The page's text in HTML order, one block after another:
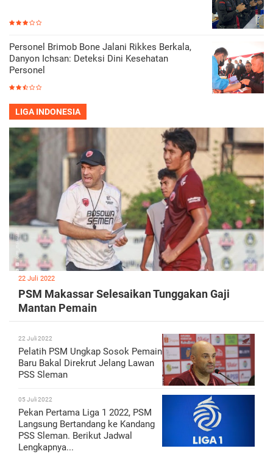
Personel Brimob Bone Jalani Rikkes Berkala,
Danyon Ichsan: Deteksi Dini Kesehatan
Personel
LIGA INDONESIA
22 Juli 2022
PSM Makassar Selesaikan Tunggakan Gaji
Mantan Pemain
22 Juli 2022
Pelatih PSM Ungkap Sosok Pemain
Baru Bakal Direkrut Jelang Lawan
PSS Sleman
05 Juli 2022
Pekan Pertama Liga 1 2022, PSM
Langsung Bertandang ke Kandang
PSS Sleman. Berikut Jadwal
Lengkapnya...